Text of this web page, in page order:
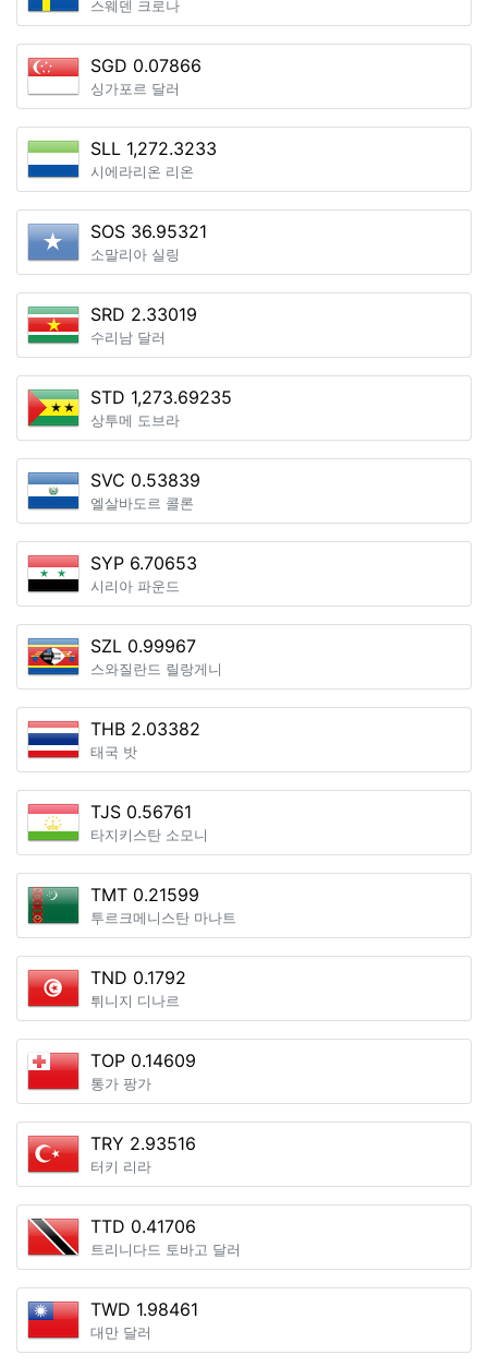
스웨덴 크로나
SGD 0.07866
싱가포르 달러
SLL 1,272.3233
시에라리온 리온
SOS 36.95321
소말리아 실링
SRD 2.33019
수리남 달러
STD 1,273.69235
상투메 도브라
SVC 0.53839
엘살바도르 콜론
SYP 6.70653
시리아 파운드
SZL 0.99967
스와질란드 릴랑게니
THB 2.03382
태국 밧
TJS 0.56761
타지키스탄 소모니
TMT 0.21599
투르크메니스탄 마나트
TND 0.1792
튀니지 디나르
TOP 0.14609
통가 팡가
TRY 2.93516
터키 리라
TTD 0.41706
트리니다드 토바고 달러
TWD 1.98461
대만 달러